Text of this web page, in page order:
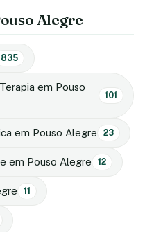
Alegre
835
em Pouso
101
em Pouso Alegre 23
em Pouso Alegre 12
11